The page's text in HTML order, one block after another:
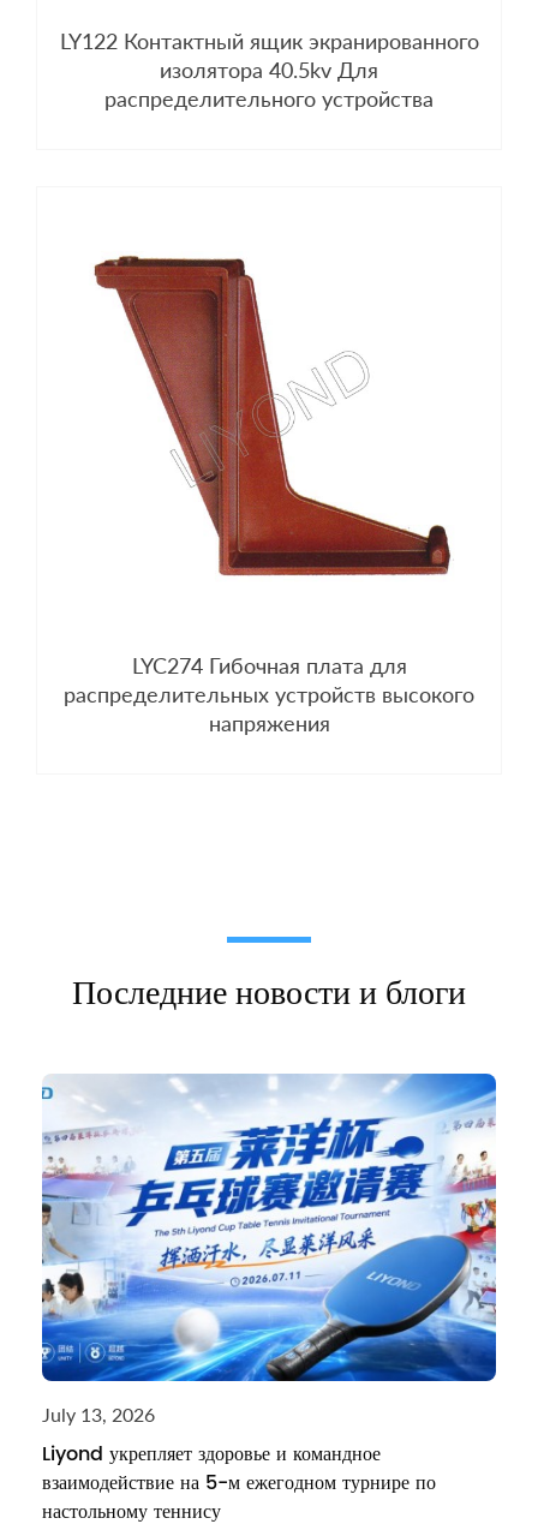
LY122 Контактный ящик экранированного
изолятора 40.5kv Для
распределительного устройства
LYC274 Гибочная плата для
распределительных устройств высокого
напряжения
Последние новости и блоги
July 13, 2026
Liyond укрепляет здоровье и командное
взаимодействие на 5-м ежегодном турнире по
настольному теннису